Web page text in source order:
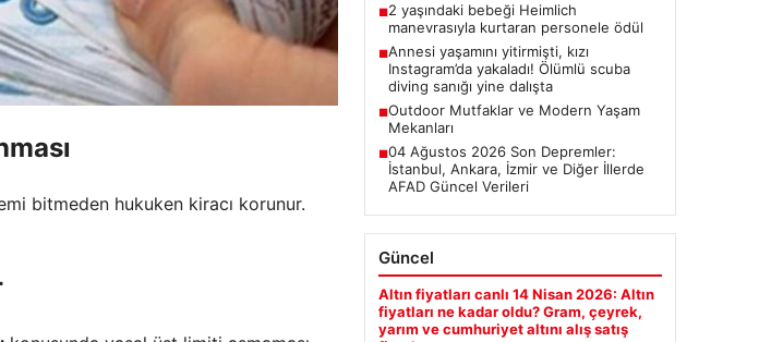
bitmeden hukuken kiracı korunur.
■2 yaşındaki bebeği Heimlich
manevrasıyla kurtaran personele ödül
■Annesi yaşamını yitirmişti, kızı
Instagram’da yakaladı! Ölümlü scuba
diving sanığı yine dalışta
■Outdoor Mutfaklar ve Modern Yaşam
Mekanları
■04 Ağustos 2026 Son Depremler:
İstanbul, Ankara, İzmir ve Diğer İllerde
AFAD Güncel Verileri
Güncel
Altın fiyatları canlı 14 Nisan 2026: Altın
fiyatları ne kadar oldu? Gram, çeyrek,
yarım ve cumhuriyet altını alış satış